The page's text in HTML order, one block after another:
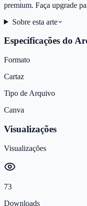
premium. Faça upgrade
Sobre esta arte
Especificações do
Formato
Cartaz
Tipo de Arquivo
Canva
Visualizações
Visualizações
73
Downloads